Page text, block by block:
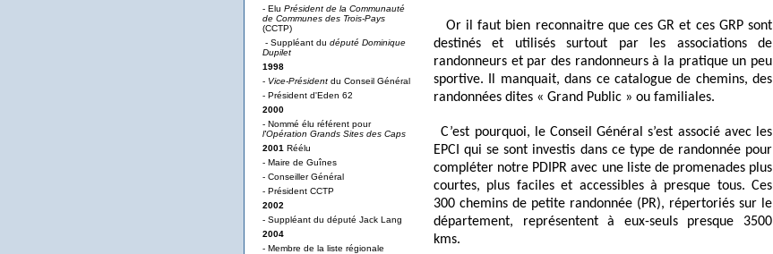
- Elu Président de la Communauté
de Communes des Trois-Pays
(CCTP)
- Suppléant du député Dominique
Dupilet
1998
- Vice-Président du Conseil Général
- Président d'Eden 62
2000
- Nommé élu référent pour
l'Opération Grands Sites des Caps
2001 Réélu
- Maire de Guînes
- Conseiller Général
- Président CCTP
2002
- Suppléant du député Jack Lang
2004
- Membre de la liste régionale
Or il faut bien reconnaitre que ces GR et ces GRP sont
destinés et utilisés surtout par les associations de
randonneurs et par des randonneurs à la pratique un peu
sportive. Il manquait, dans ce catalogue de chemins, des
randonnées dites « Grand Public » ou familiales.
C’est pourquoi, le Conseil Général s’est associé avec les
EPCI qui se sont investis dans ce type de randonnée pour
compléter notre PDIPR avec une liste de promenades plus
courtes, plus faciles et accessibles à presque tous. Ces
300 chemins de petite randonnée (PR), répertoriés sur le
département, représentent à eux-seuls presque 3500
kms.